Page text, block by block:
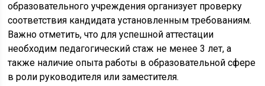
образовательного учреждения организует проверку
соответствия кандидата установленным требованиям.
Важно отметить, что для успешной аттестации
необходим педагогический стаж не менее 3 лет, а
также наличие опыта работы в образовательной сфере
в роли руководителя или заместителя.